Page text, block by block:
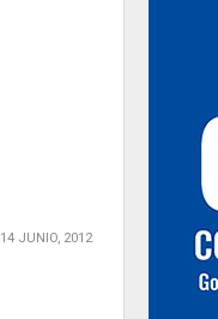
14 JUNIO, 2012